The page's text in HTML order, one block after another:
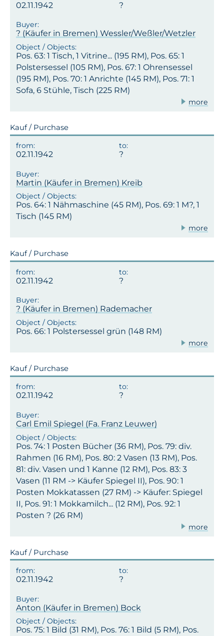
02.11.1942
? (Käufer in Bremen) Wessler/Weßler/Wetzler
Pos. 63: 1 Tisch, 1 Vitrine... (195 RM), Pos. 65: 1
Polstersessel (105 RM), Pos. 67: 1 Ohrensessel
(195 RM), Pos. 70: 1 Anrichte (145 RM), Pos. 71: 1
Sofa, 6 Stühle, Tisch (225 RM)
more
Kauf / Purchase
02.11.1942
Martin (Käufer in Bremen) Kreib
Pos. 64: 1 Nähmaschine (45 RM), Pos. 69: 1 M?, 1
Tisch (145 RM)
more
Kauf / Purchase
02.11.1942
? (Käufer in Bremen) Rademacher
Pos. 66: 1 Polstersessel grün (148 RM)
more
Kauf / Purchase
02.11.1942
Carl Emil Spiegel (Fa. Franz Leuwer)
Pos. 74: 1 Posten Bücher (36 RM), Pos. 79: div.
Rahmen (16 RM), Pos. 80: 2 Vasen (13 RM), Pos.
81: div. Vasen und 1 Kanne (12 RM), Pos. 83: 3
Vasen (11 RM -> Käufer Spiegel II), Pos. 90: 1
Posten Mokkatassen (27 RM) -> Käufer: Spiegel
II, Pos. 91: 1 Mokkamilch... (12 RM), Pos. 92: 1
Posten ? (26 RM)
more
Kauf / Purchase
02.11.1942
Anton (Käufer in Bremen) Bock
Pos. 75: 1 Bild (31 RM), Pos. 76: 1 Bild (5 RM), Pos.